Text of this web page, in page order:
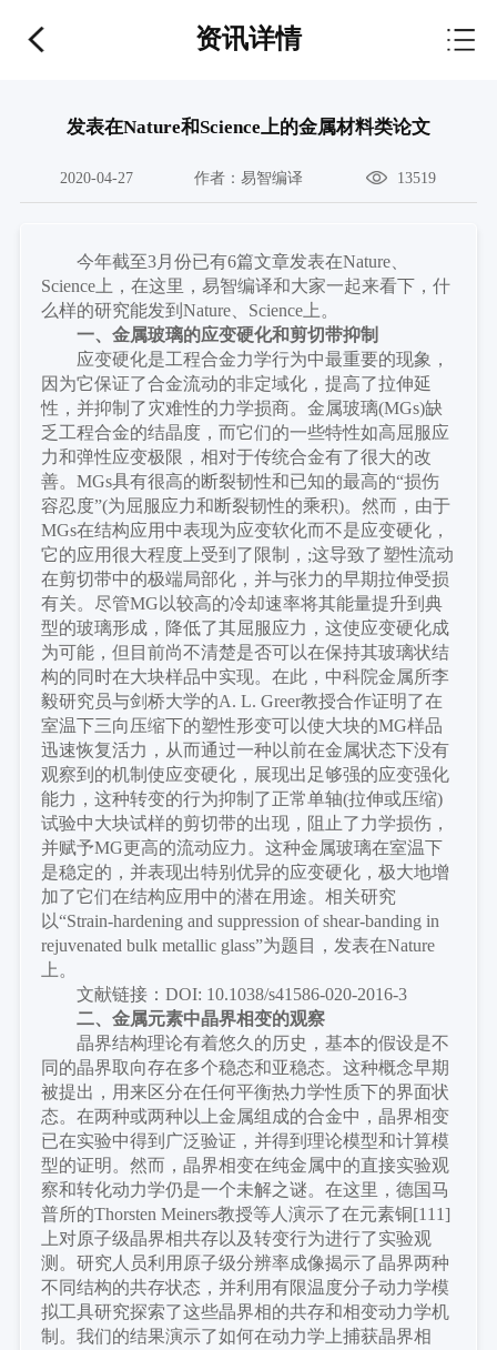
资讯详情
发表在Nature和Science上的金属材料类论文
2020-04-27 作者： 易智编译 13519
今年截至3月份已有6篇文章发表在Nature、
Science上 ， 在这里，易智编译和大家一起来看下， 什
么样的研究能发到 Nature、Science上 。
一、 金属玻璃的应变硬化和剪切带抑制
应变硬化是工程合金力学行为中最重要的现象，
因为它保证了合金流动的非定域化，提高了拉伸延
性，并抑制了灾难性的力学损商。金属玻璃(MGs)缺
乏工程合金的结晶度，而它们的一些特性如高屈服应
力和弹性应变极限，相对于传统合金有了很大的改
善。MGs具有很高的断裂韧性和已知的最高的“损伤
容忍度”(为屈服应力和断裂韧性的乘积)。然而，由于
MGs在结构应用中表现为应变软化而不是应变硬化，
它的应用很大程度上受到了限制，;这导致了塑性流动
在剪切带中的极端局部化，并与张力的早期拉伸受损
有关。尽管MG以较高的冷却速率将其能量提升到典
型的玻璃形成，降低了其屈服应力，这使应变硬化成
为可能，但目前尚不清楚是否可以在保持其玻璃状结
构的同时在大块样品中实现。在此，中科院金属所李
毅研究员与剑桥大学的A. L. Greer教授合作证明了在
室温下三向压缩下的塑性形变可以使大块的MG样品
迅速恢复活力，从而通过一种以前在金属状态下没有
观察到的机制使应变硬化，展现出足够强的应变强化
能力，这种转变的行为抑制了正常单轴(拉伸或压缩)
试验中大块试样的剪切带的出现，阻止了力学损伤，
并赋予MG更高的流动应力。这种金属玻璃在室温下
是稳定的，并表现出特别优异的应变硬化，极大地增
加了它们在结构应用中的潜在用途。相关研究
以“Strain-hardening and suppression of shear-banding in
rejuvenated bulk metallic glass”为题目，发表在Nature
上。
文献链接： DOI: 10.1038/s41586-020-2016-3
二、 金属元素中晶界相变的观察
晶界结构理论有着悠久的历史，基本的假设是不
同的晶界取向存在多个稳态和亚稳态。这种概念早期
被提出，用来区分在任何平衡热力学性质下的界面状
态。在两种或两种以上金属组成的合金中，晶界相变
已在实验中得到广泛验证，并得到理论模型和计算模
型的证明。然而，晶界相变在纯金属中的直接实验观
察和转化动力学仍是一个未解之谜。在这里，德国马
普所的Thorsten Meiners教授等人演示了在元素铜[111]
上对原子级晶界相共存以及转变行为进行了实验观
测。研究人员利用原子级分辨率成像揭示了晶界两种
不同结构的共存状态，并利用有限温度分子动力学模
拟工具研究探索了这些晶界相的共存和相变动力学机
制。我们的结果演示了如何在动力学上捕获晶界相